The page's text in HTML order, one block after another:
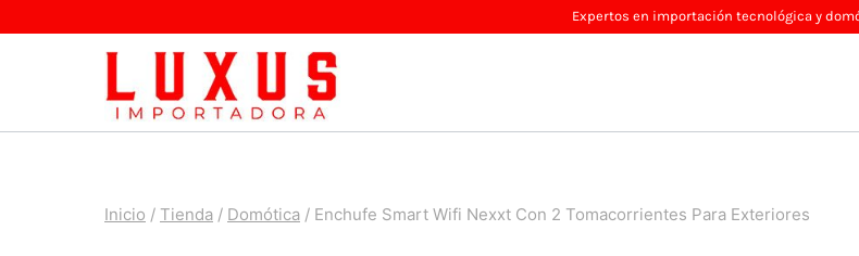
Expertos en importación tecnológica y
Inicio / Tienda / Domótica / Enchufe Smart Wifi Nexxt Con 2 Tomacorrientes Para Exteriores